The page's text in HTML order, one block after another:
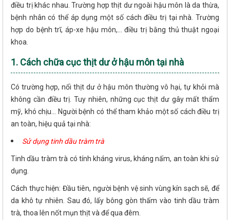
điều trị khác nhau. Trường hợp thịt dư ngoài hậu môn là da thừa,
bệnh nhân có thể áp dụng một số cách điều trị tại nhà. Trường
hợp do bệnh trĩ, áp-xe hậu môn,... điều trị bằng thủ thuật ngoại
khoa.
1. Cách chữa cục thịt dư ở hậu môn tại nhà
Có trường hợp, nổi thịt dư ở hậu môn thường vô hại, tự khỏi mà
không cần điều trị. Tuy nhiên, những cục thịt dư gây mất thẩm
mỹ, khó chịu... Người bệnh có thể tham khảo một số cách điều trị
an toàn, hiệu quả tại nhà:
Sử dụng tinh dầu tràm trà
Tinh dầu tràm trà có tính kháng virus, kháng nấm, an toàn khi sử
dụng.
Cách thực hiện: Đầu tiên, người bệnh vệ sinh vùng kín sạch sẽ, để
da khô tự nhiên. Sau đó, lấy bông gòn thấm vào tinh dầu tràm
trà, thoa lên nốt mụn thịt và để qua đêm.